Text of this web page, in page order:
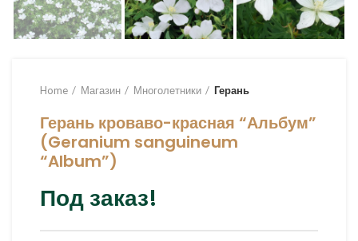
Home Магазин Многолетники Герань
Герань кроваво-красная “Альбум”
(Geranium sanguineum
“Album”)
Под заказ!